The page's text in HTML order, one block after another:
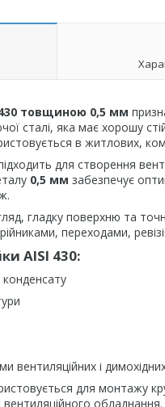
430 товщиною 0,5 мм
сталі, яка має хорошу
в житлових,
для створення
0,5 мм забезпечує
гладку поверхню та
переходами,
AISI 430:
конденсату
вентиляційних і
для монтажу
вентиляційного обладнання.